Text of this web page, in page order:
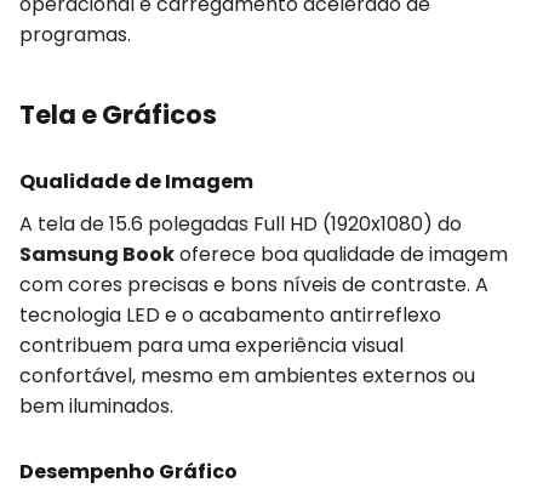
programas.
Tela e Gráficos
Qualidade de Imagem
A tela de 15.6 polegadas Full HD (1920x1080) do
Samsung Bookoferece boa qualidade de imagem
com cores precisas e bons níveis de contraste. A
tecnologia LED e o acabamento antirreflexo
contribuem para uma experiência visual
confortável, mesmo em ambientes externos ou
bem iluminados.
Desempenho Gráfico